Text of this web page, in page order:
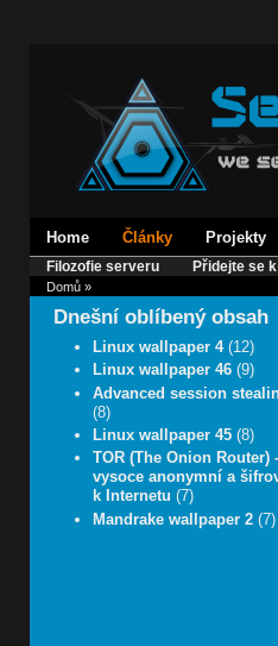
Home Články Projekty
Filozofie serveru Přidejte se
Domů»
Dnešní oblíbený obsah
Linux wallpaper 4 (12)
Linux wallpaper 46 (9)
Advanced session
(8)
Linux wallpaper 45 (8)
TOR (The Onion Router)
vysoce anonymní a
k Internetu (7)
Mandrake wallpaper 2 (7)